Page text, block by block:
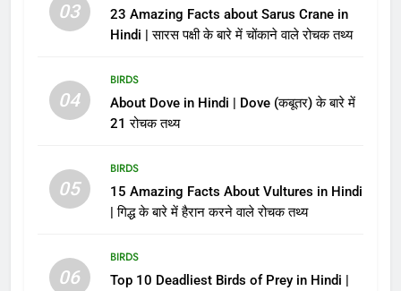
03
23 Amazing Facts about Sarus Crane in
Hindi | सारस पक्षी के बारे में चोंकाने वाले रोचक तथ्य
04
BIRDS
About Dove in Hindi | Dove (कबूतर) के बारे में
21 रोचक तथ्य
05
BIRDS
15 Amazing Facts About Vultures in Hindi
| गिद्ध के बारे में हैरान करने वाले रोचक तथ्य
06
BIRDS
Top 10 Deadliest Birds of Prey in Hindi |